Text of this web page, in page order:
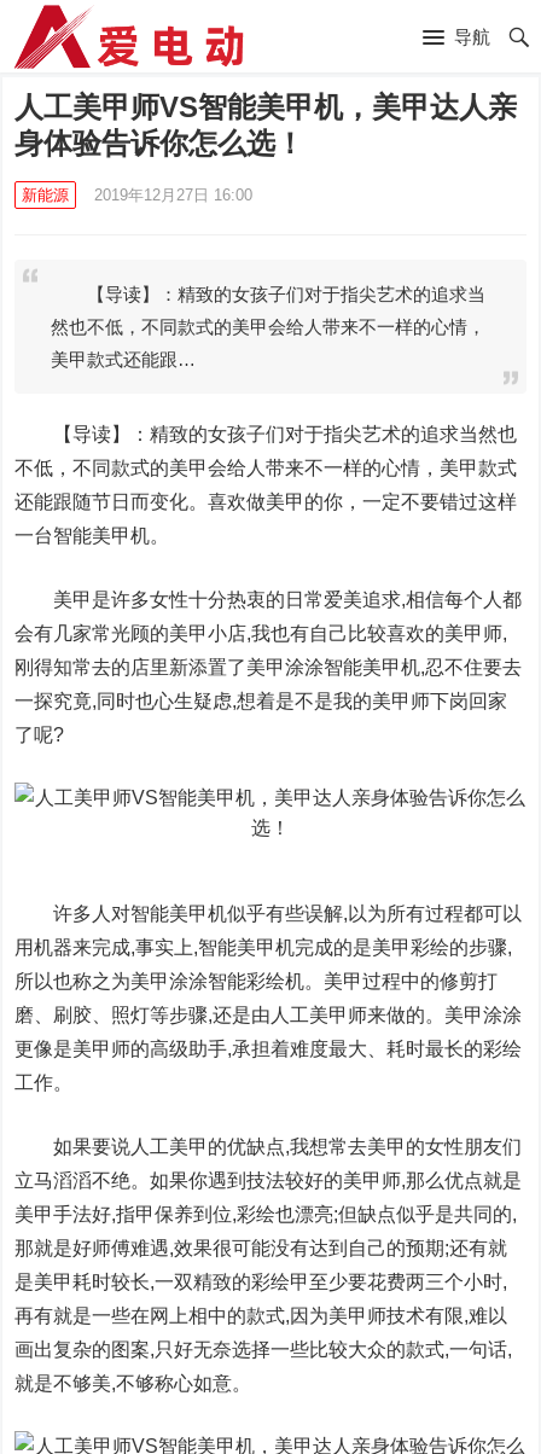
导航
人工美甲师VS智能美甲机，美甲达人亲
身体验告诉你怎么选！
新能源 2019年12月27日 16:00
【导读】：精致的女孩子们对于指尖艺术的追求当
然也不低，不同款式的美甲会给人带来不一样的心情，
美甲款式还能跟…
【导读】：精致的女孩子们对于指尖艺术的追求当然也
不低，不同款式的美甲会给人带来不一样的心情，美甲款式
还能跟随节日而变化。喜欢做美甲的你，一定不要错过这样
一台智能美甲机。
美甲是许多女性十分热衷的日常爱美追求,相信每个人都
会有几家常光顾的美甲小店,我也有自己比较喜欢的美甲师,
刚得知常去的店里新添置了美甲涂涂智能美甲机,忍不住要去
一探究竟,同时也心生疑虑,想着是不是我的美甲师下岗回家
了呢?
许多人对智能美甲机似乎有些误解,以为所有过程都可以
用机器来完成,事实上,智能美甲机完成的是美甲彩绘的步骤,
所以也称之为美甲涂涂智能彩绘机。美甲过程中的修剪打
磨、刷胶、照灯等步骤,还是由人工美甲师来做的。美甲涂涂
更像是美甲师的高级助手,承担着难度最大、耗时最长的彩绘
工作。
如果要说人工美甲的优缺点,我想常去美甲的女性朋友们
立马滔滔不绝。如果你遇到技法较好的美甲师,那么优点就是
美甲手法好,指甲保养到位,彩绘也漂亮;但缺点似乎是共同的,
那就是好师傅难遇,效果很可能没有达到自己的预期;还有就
是美甲耗时较长,一双精致的彩绘甲至少要花费两三个小时,
再有就是一些在网上相中的款式,因为美甲师技术有限,难以
画出复杂的图案,只好无奈选择一些比较大众的款式,一句话,
就是不够美,不够称心如意。